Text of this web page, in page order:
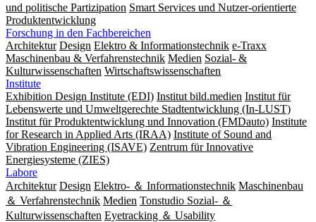
und politische Partizipation Smart Services und Nutzer-orientierte
Produktentwicklung
Forschung in den Fachbereichen
Architektur Design Elektro & Informationstechnik e-Traxx
Maschinenbau & Verfahrenstechnik Medien Sozial- &
Kulturwissenschaften Wirtschaftswissenschaften
Institute
Exhibition Design Institute (EDI) Institut bild.medien Institut für
Lebenswerte und Umweltgerechte Stadtentwicklung (In-LUST)
Institut für Produktentwicklung und Innovation (FMDauto) Institute
for Research in Applied Arts (IRAA) Institute of Sound and
Vibration Engineering (ISAVE) Zentrum für Innovative
Energiesysteme (ZIES)
Labore
Architektur Design Elektro- ＆ Informationstechnik Maschinenbau
＆ Verfahrenstechnik Medien Tonstudio Sozial- ＆
Kulturwissenschaften Eyetracking ＆ Usability